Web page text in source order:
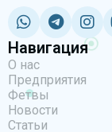
Навигация
О нас
Предприятия
Фетвы
Новости
Статьи